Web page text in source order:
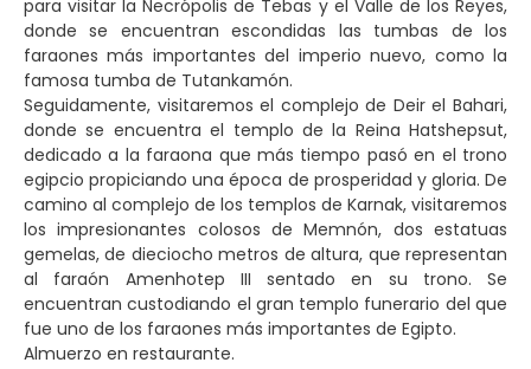
para visitar la Necrópolis de Tebas y el Valle de los Reyes,
donde se encuentran escondidas las tumbas de los
faraones más importantes del imperio nuevo, como la
famosa tumba de Tutankamón.
Seguidamente, visitaremos el complejo de Deir el Bahari,
donde se encuentra el templo de la Reina Hatshepsut,
dedicado a la faraona que más tiempo pasó en el trono
egipcio propiciando una época de prosperidad y gloria. De
camino al complejo de los templos de Karnak, visitaremos
los impresionantes colosos de Memnón, dos estatuas
gemelas, de dieciocho metros de altura, que representan
al faraón Amenhotep III sentado en su trono. Se
encuentran custodiando el gran templo funerario del que
fue uno de los faraones más importantes de Egipto.
Almuerzo en restaurante.